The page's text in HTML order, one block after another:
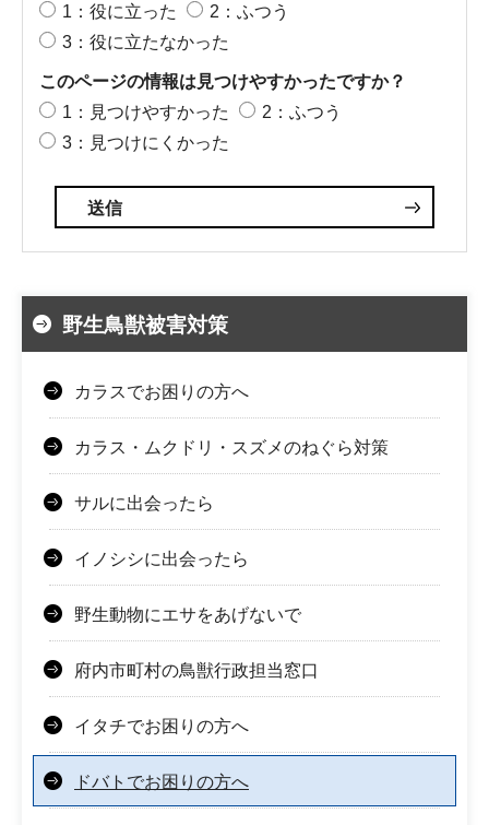
1：役に立った
2：ふつう
3：役に立たなかった
このページの情報は見つけやすかったですか？
1：見つけやすかった
2：ふつう
3：見つけにくかった
野生鳥獣被害対策
カラスでお困りの方へ
カラス・ムクドリ・スズメのねぐら対策
サルに出会ったら
イノシシに出会ったら
野生動物にエサをあげないで
府内市町村の鳥獣行政担当窓口
イタチでお困りの方へ
ドバトでお困りの方へ